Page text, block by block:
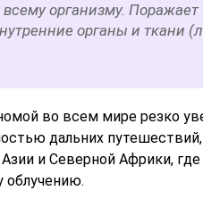
всему организму. Поражает
органы и ткани
во всем мире резко
дальних путешествий,
и Северной Африки, где
облучению.